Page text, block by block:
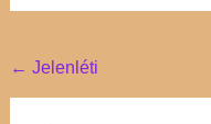
Post
navigation
← Jelenléti